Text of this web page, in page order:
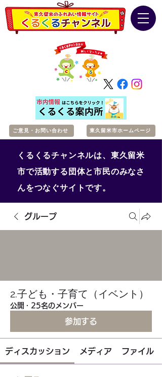
ご意見・お問い合わせ 東久留米市ホームページ
くるくるチャンネルは、東久留米
市で活動する団体と市民のみなさ
んをつなぐサイトです。
グループ
2.子ども・子育て（イベント）
公開 · 25名のメンバー
参加する
ディスカッション メディア ファイル